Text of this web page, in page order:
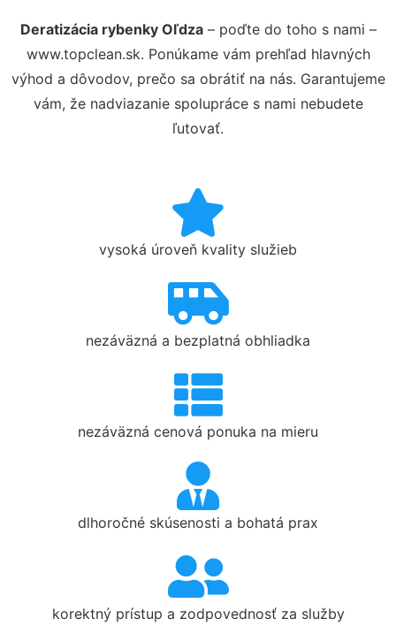
Deratizácia rybenky Oľdza– poďte do toho s nami –
www.topclean.sk. Ponúkame vám prehľad hlavných
výhod a dôvodov, prečo sa obrátiť na nás. Garantujeme
vám, že nadviazanie spolupráce s nami nebudete
ľutovať.
vysoká úroveň kvality služieb
nezáväzná a bezplatná obhliadka
nezáväzná cenová ponuka na mieru
dlhoročné skúsenosti a bohatá prax
korektný prístup a zodpovednosť za služby